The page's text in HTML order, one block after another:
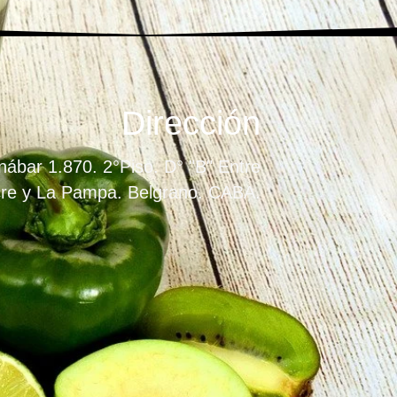
Dirección
1.870. 2°Piso. D° "B" Entre
y La Pampa. Belgrano. CABA.